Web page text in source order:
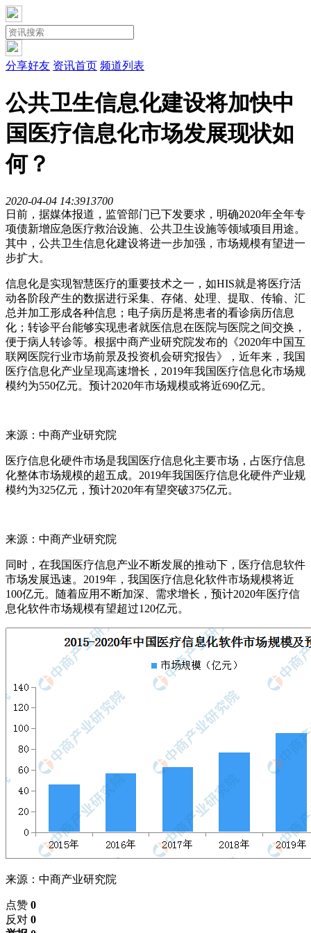
分享好友 资讯首页 频道列表
公共卫生信息化建设将加快中
国医疗信息化市场发展现状如
何？
2020-04-04 14:3913700
日前，据媒体报道，监管部门已下发要求，明确2020年全年专
项债新增应急医疗救治设施、公共卫生设施等领域项目用途。
其中，公共卫生信息化建设将进一步加强，市场规模有望进一
步扩大。
信息化是实现智慧医疗的重要技术之一，如HIS就是将医疗活
动各阶段产生的数据进行采集、存储、处理、提取、传输、汇
总并加工形成各种信息；电子病历是将患者的看诊病历信息
化；转诊平台能够实现患者就医信息在医院与医院之间交换，
便于病人转诊等。根据中商产业研究院发布的《2020年中国互
联网医院行业市场前景及投资机会研究报告》，近年来，我国
医疗信息化产业呈现高速增长，2019年我国医疗信息化市场规
模约为550亿元。预计2020年市场规模或将近690亿元。
来源：中商产业研究院
医疗信息化硬件市场是我国医疗信息化主要市场，占医疗信息
化整体市场规模的超五成。2019年我国医疗信息化硬件产业规
模约为325亿元，预计2020年有望突破375亿元。
来源：中商产业研究院
同时，在我国医疗信息产业不断发展的推动下，医疗信息软件
市场发展迅速。2019年，我国医疗信息化软件市场规模将近
100亿元。随着应用不断加深、需求增长，预计2020年医疗信
息化软件市场规模有望超过120亿元。
来源：中商产业研究院
点赞 0
反对 0